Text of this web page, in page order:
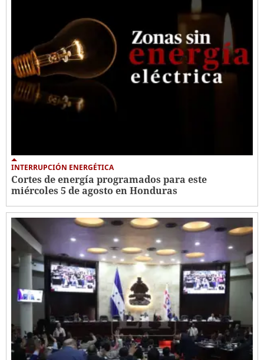
INTERRUPCIÓN ENERGÉTICA
Cortes de energía programados para este
miércoles 5 de agosto en Honduras